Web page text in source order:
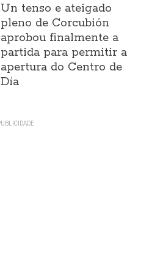
Un tenso e ateigado
pleno de Corcubión
aprobou finalmente a
partida para permitir a
apertura do Centro de
Día